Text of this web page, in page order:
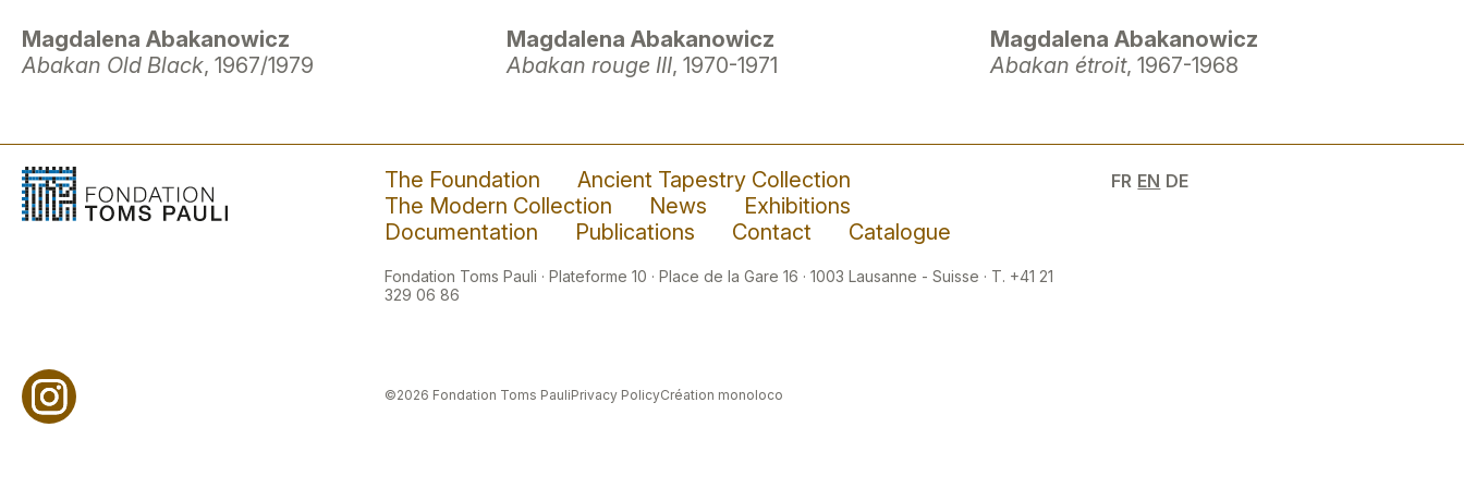
Magdalena Abakanowicz
Abakan Old Black, 1967/1979
Magdalena Abakanowicz
Abakan rouge III, 1970-1971
Magdalena Abakanowicz
Abakan étroit, 1967-1968
The Foundation
Ancient Tapestry Collection
The Modern Collection
News
Exhibitions
Documentation
Publications Contact Catalogue
Fondation Toms Pauli · Plateforme 10 · Place de la Gare 16 · 1003 Lausanne - Suisse · T. +41 21
329 06 86
FR EN DE
©2026 Fondation Toms PauliPrivacy PolicyCréation monoloco